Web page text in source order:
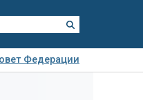
Федерации